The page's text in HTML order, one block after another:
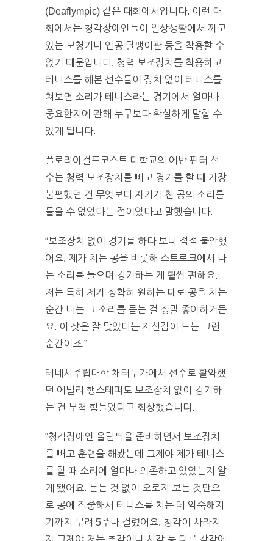
(Deaflympic) 같은 대회에서입니다. 이런 대
회에서는 청각장애인들이 일상생활에서 끼고
있는 보청기나 인공 달팽이관 등을 착용할 수
없기 때문입니다. 청력 보조장치를 착용하고
테니스를 해본 선수들이 장치 없이 테니스를
쳐보면 소리가 테니스라는 경기에서 얼마나
중요한지에 관해 누구보다 확실하게 말할 수
있게 됩니다.
플로리아걸프코스트 대학교의 에반 핀터 선
수는 청력 보조장치를 빼고 경기를 할 때 가장
불편했던 건 무엇보다 자기가 친 공의 소리를
들을 수 없었다는 점이었다고 말했습니다.
“보조장치 없이 경기를 하다 보니 점점 불안했
어요. 제가 치는 공을 비롯해 스트로크에서 나
는 소리를 들으며 경기하는 게 훨씬 편해요.
저는 특히 제가 정확히 원하는 대로 공을 치는
순간 나는 그 소리를 듣는 걸 정말 좋아하거든
요. 이 샷은 잘 맞았다는 자신감이 드는 그런
순간이죠.”
테네시주립대학 채터누가에서 선수로 활약했
던 에밀리 행스테퍼도 보조장치 없이 경기하
는 건 무척 힘들었다고 회상했습니다.
“청각장애인 올림픽을 준비하면서 보조장치
를 빼고 훈련을 해봤는데 그제야 제가 테니스
를 할 때 소리에 얼마나 의존하고 있었는지 알
게 됐어요. 듣는 것 없이 오로지 보는 것만으
로 공에 집중해서 테니스를 치는 데 익숙해지
기까지 무려 5주나 걸렸어요. 청각이 사라지